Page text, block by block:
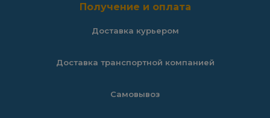
Получение и оплата
Доставка курьером
Доставка транспортной компанией
Самовывоз